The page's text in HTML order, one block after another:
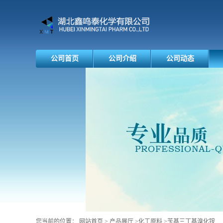
公司首页 公司介绍 公司动态
您当前的位置： 网站首页 > 产品展厅 >化工原料 >苄基三丁基溴化铵